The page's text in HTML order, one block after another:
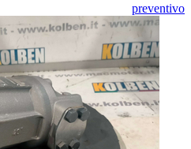
preventivo